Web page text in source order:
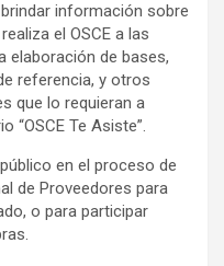
información sobre
el OSCE a las
elaboración de bases,
referencia, y otros
que lo requieran a
“OSCE Te Asiste”.
en el proceso de
de Proveedores para
o para participar